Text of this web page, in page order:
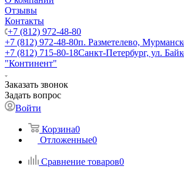
Отзывы
Контакты
+7 (812) 972-48-80
+7 (812) 972-48-80п. Разметелево,
+7 (812) 715-80-18Санкт-Петербург, ул.
"Континент"
Заказать звонок
Задать вопрос
Войти
Корзина0
Отложенные0
Сравнение товаров0